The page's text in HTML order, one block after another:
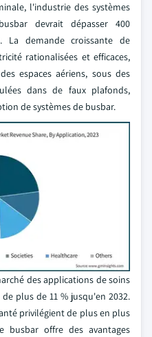
l'industrie des systèmes
devrait dépasser 400
demande croissante de
rationalisées et efficaces,
espaces aériens, sous des
dans de faux plafonds,
de systèmes de busbar.
des applications de soins
plus de 11 % jusqu'en 2032.
privilégient de plus en plus
busbar offre des avantages